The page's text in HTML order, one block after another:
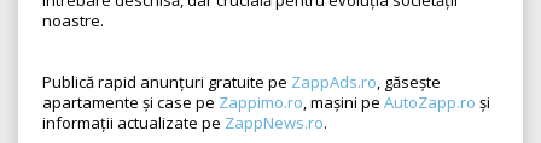
noastre.
Publică rapid anunțuri gratuite pe ZappAds.ro, găsește
apartamente și case pe Zappimo.ro, mașini pe AutoZapp.ro și
informații actualizate pe ZappNews.ro.